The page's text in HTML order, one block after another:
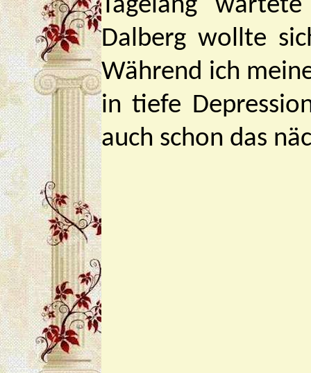
Tagelang
Dalberg wollte
Während ich
in tiefe
auch schon das